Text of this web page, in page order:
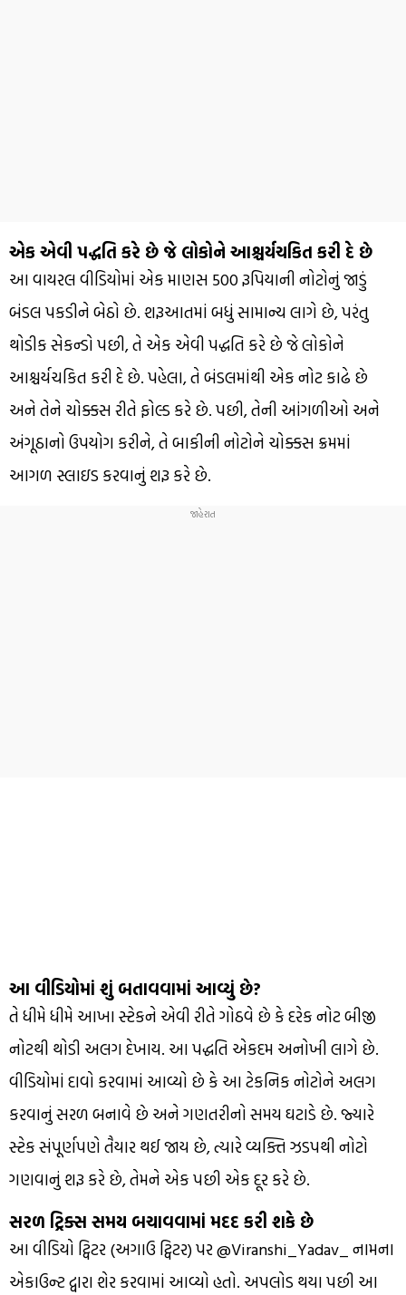
એક એવી પદ્ધતિ કરે છે જે લોકોને આશ્ચર્યચકિત કરી દે છે
આ વાયરલ વીડિયોમાં એક માણસ 500 રૂપિયાની નોટોનું જાડું
બંડલ પકડીને બેઠો છે. શરૂઆતમાં બધું સામાન્ય લાગે છે, પરંતુ
થોડીક સેકન્ડો પછી, તે એક એવી પદ્ધતિ કરે છે જે લોકોને
આશ્ચર્યચકિત કરી દે છે. પહેલા, તે બંડલમાંથી એક નોટ કાઢે છે
અને તેને ચોક્કસ રીતે ફોલ્ડ કરે છે. પછી, તેની આંગળીઓ અને
અંગૂઠાનો ઉપયોગ કરીને, તે બાકીની નોટોને ચોક્કસ ક્રમમાં
આગળ સ્લાઇડ કરવાનું શરૂ કરે છે.
આ વીડિયોમાં શું બતાવવામાં આવ્યું છે?
તે ધીમે ધીમે આખા સ્ટેકને એવી રીતે ગોઠવે છે કે દરેક નોટ બીજી
નોટથી થોડી અલગ દેખાય. આ પદ્ધતિ એકદમ અનોખી લાગે છે.
વીડિયોમાં દાવો કરવામાં આવ્યો છે કે આ ટેકનિક નોટોને અલગ
કરવાનું સરળ બનાવે છે અને ગણતરીનો સમય ઘટાડે છે. જ્યારે
સ્ટેક સંપૂર્ણપણે તૈયાર થઈ જાય છે, ત્યારે વ્યક્તિ ઝડપથી નોટો
ગણવાનું શરૂ કરે છે, તેમને એક પછી એક દૂર કરે છે.
સરળ ટ્રિક્સ સમય બચાવવામાં મદદ કરી શકે છે
આ વીડિયો ટ્વિટર (અગાઉ ટ્વિટર) પર @Viranshi_Yadav_ નામના
એકાઉન્ટ દ્વારા શેર કરવામાં આવ્યો હતો. અપલોડ થયા પછી આ